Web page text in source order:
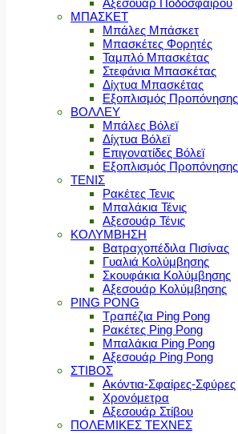
Αξεσουάρ Ποδοσφαίρου
ΜΠΑΣΚΕΤ
Μπάλες Μπάσκετ
Μπασκέτες Φορητές
Ταμπλό Μπασκέτας
Στεφάνια Μπασκέτας
Δίχτυα Μπασκέτας
Εξοπλισμός
ΒΟΛΛΕΥ
Μπάλες Βόλεϊ
Δίχτυα Βόλεϊ
Επιγονατίδες Βόλεϊ
Εξοπλισμός Προπόνησης
ΤΕΝΙΣ
Ρακέτες Τενις
Μπαλάκια Τένις
Αξεσουάρ Τένις
ΚΟΛΥΜΒΗΣΗ
Βατραχοπέδιλα Πισίνας
Γυαλιά Κολύμβησης
Σκουφάκια Κολύμβησης
Αξεσουάρ Κολύμβησης
PING PONG
Τραπέζια Ping Pong
Ρακέτες Ping Pong
Μπαλάκια Ping Pong
Αξεσουάρ Ping Pong
ΣΤΙΒΟΣ
Ακόντια-Σφαίρες-Σφύρες
Χρονόμετρα
Αξεσουάρ Στίβου
ΠΟΛΕΜΙΚΕΣ ΤΕΧΝΕΣ